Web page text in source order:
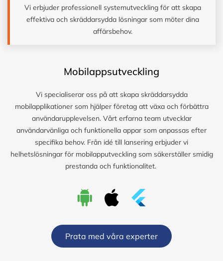
Vi erbjuder professionell systemutveckling för att skapa
effektiva och skräddarsydda lösningar som möter dina
affärsbehov.
Mobilappsutveckling
Vi specialiserar oss på att skapa skräddarsydda
mobilapplikationer som hjälper företag att växa och förbättra
användarupplevelsen. Vårt erfarna team utvecklar
användarvänliga och funktionella appar som anpassas efter
specifika behov. Från idé till lansering erbjuder vi
helhetslösningar för mobilapputveckling som säkerställer smidig
prestanda och funktionalitet.
Prata med våra experter